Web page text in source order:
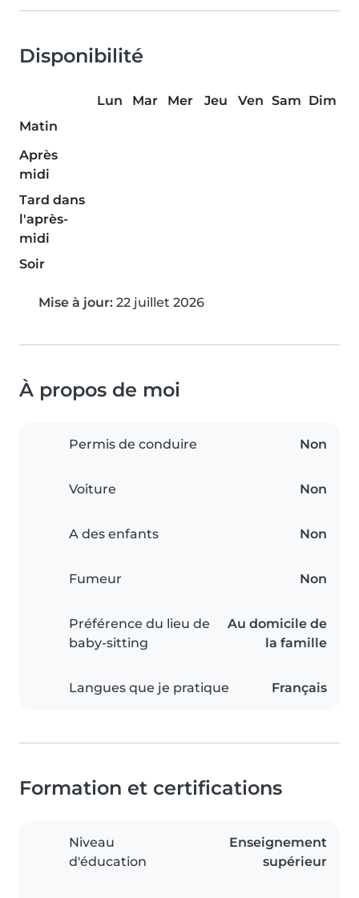
Disponibilité
Lun Mar Mer Jeu Ven Sam Dim
Matin
Après
midi
Tard dans
l'après-
midi
Soir
Mise à jour: 22 juillet 2026
À propos de moi
Permis de conduire Non
Voiture Non
A des enfants Non
Fumeur Non
Préférence du lieu de
baby-sitting
Au domicile de
la famille
Langues que je pratique Français
Formation et certifications
Niveau
d'éducation
Enseignement
supérieur